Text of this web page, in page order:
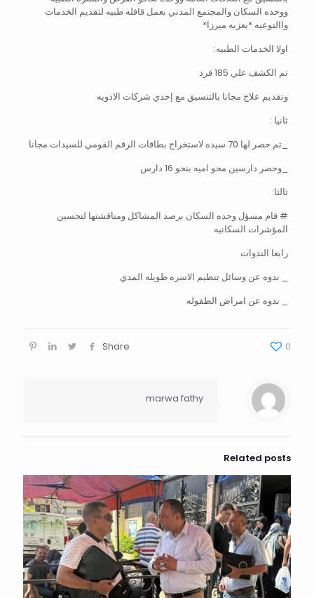
ووحده السكان والمجتمع المدني بعمل قافله طبيه لتقديم الخدمات
واالتوعيه *بعزبه ميرزا*
اولا الخدمات الطبيه:
تم الكشف علي 185 فرد
وتقديم علاج مجانا بالتنسيق مع إحدي شركات الادويه
ثانيا :
_تم حصر لها 70 سيده لاستخراج بطاقات الرقم القومي للسيدات مجانا
_وحصر دارسين محو اميه بنحو 16 دارس
ثالثا:
# قام مسؤل وحده السكان برصد المشاكل ومناقشتها لتحسين
المؤشرات السكانيه
رابعا الندوات
_ ندوه عن وسائل تنظيم الاسره طويله المدي
_ ندوه عن امراض الطفوله
Share 0
marwa fathy
Related posts